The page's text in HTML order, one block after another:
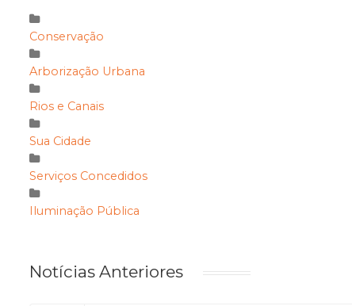
Conservação
Arborização Urbana
Rios e Canais
Sua Cidade
Serviços Concedidos
Iluminação Pública
Notícias Anteriores